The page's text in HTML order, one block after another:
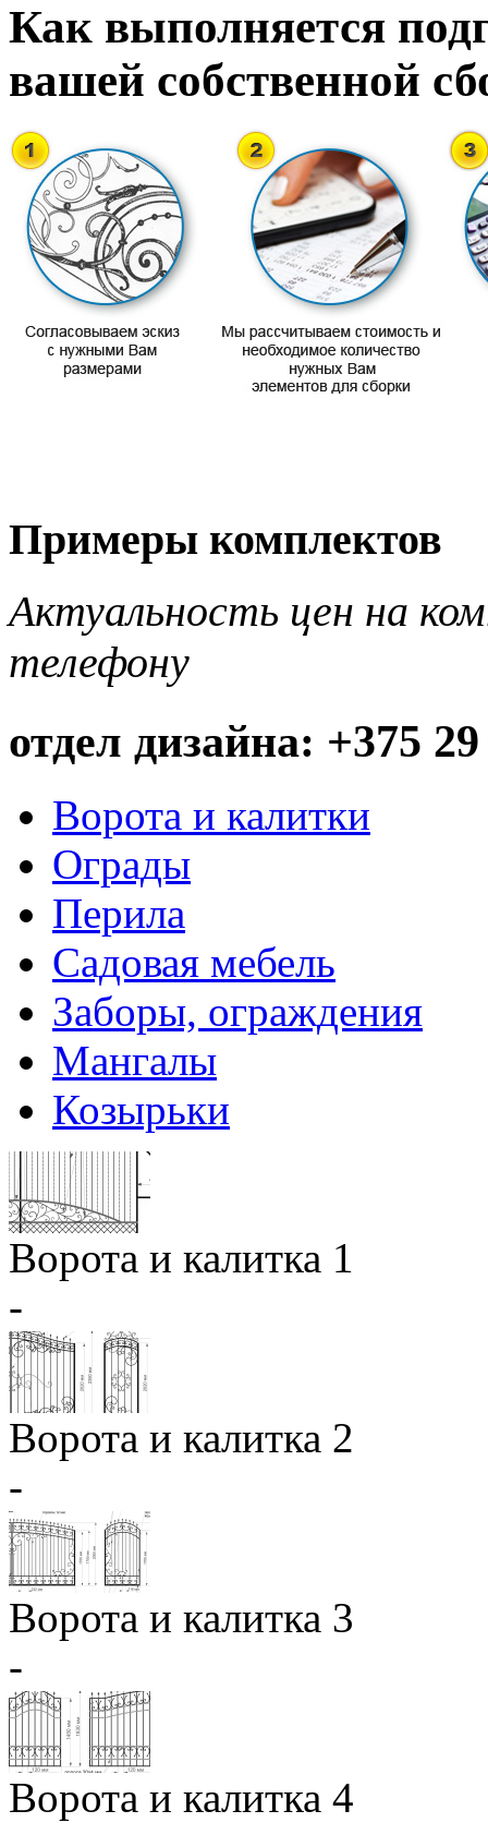
Как выполняется
вашей собственной
Примеры комплектов
Актуальность цен на
телефону
отдел дизайна: +375
Ворота и калитки
Ограды
Перила
Садовая мебель
Заборы, ограждения
Мангалы
Козырьки
Ворота и калитка 1
-
Ворота и калитка 2
-
Ворота и калитка 3
-
Ворота и калитка 4